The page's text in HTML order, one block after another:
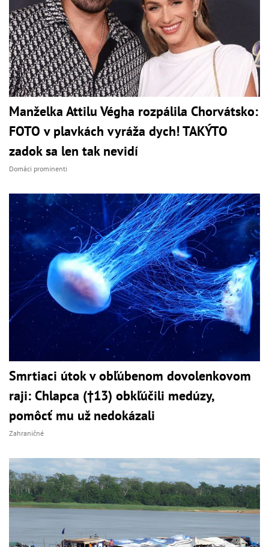
Manželka Attilu Végha rozpálila Chorvátsko:
FOTO v plavkách vyráža dych! TAKÝTO
zadok sa len tak nevidí
Domáci prominenti
Smrtiaci útok v obľúbenom dovolenkovom
raji: Chlapca (†13) obkľúčili medúzy,
pomôcť mu už nedokázali
Zahraničné